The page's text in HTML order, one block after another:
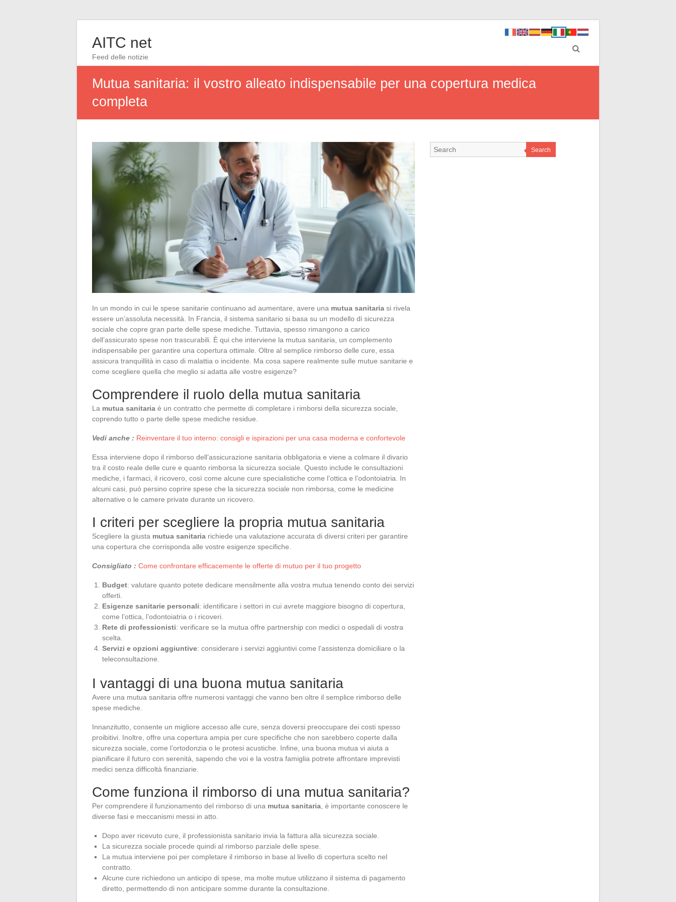
AITC net
Feed delle notizie
Mutua sanitaria: il vostro alleato indispensabile per una copertura medica
completa
In un mondo in cui le spese sanitarie continuano ad aumentare, avere una mutua sanitaria si rivela
essere un’assoluta necessità. In Francia, il sistema sanitario si basa su un modello di sicurezza
sociale che copre gran parte delle spese mediche. Tuttavia, spesso rimangono a carico
dell’assicurato spese non trascurabili. È qui che interviene la mutua sanitaria, un complemento
indispensabile per garantire una copertura ottimale. Oltre al semplice rimborso delle cure, essa
assicura tranquillità in caso di malattia o incidente. Ma cosa sapere realmente sulle mutue sanitarie e
come scegliere quella che meglio si adatta alle vostre esigenze?
Comprendere il ruolo della mutua sanitaria
La mutua sanitaria è un contratto che permette di completare i rimborsi della sicurezza sociale,
coprendo tutto o parte delle spese mediche residue.
Vedi anche : Reinventare il tuo interno: consigli e ispirazioni per una casa moderna e confortevole
Essa interviene dopo il rimborso dell’assicurazione sanitaria obbligatoria e viene a colmare il divario
tra il costo reale delle cure e quanto rimborsa la sicurezza sociale. Questo include le consultazioni
mediche, i farmaci, il ricovero, così come alcune cure specialistiche come l’ottica e l’odontoiatria. In
alcuni casi, può persino coprire spese che la sicurezza sociale non rimborsa, come le medicine
alternative o le camere private durante un ricovero.
I criteri per scegliere la propria mutua sanitaria
Scegliere la giusta mutua sanitaria richiede una valutazione accurata di diversi criteri per garantire
una copertura che corrisponda alle vostre esigenze specifiche.
Consigliato : Come confrontare efficacemente le offerte di mutuo per il tuo progetto
Budget: valutare quanto potete dedicare mensilmente alla vostra mutua tenendo conto dei servizi
offerti.
Esigenze sanitarie personali: identificare i settori in cui avrete maggiore bisogno di copertura,
come l’ottica, l’odontoiatria o i ricoveri.
Rete di professionisti: verificare se la mutua offre partnership con medici o ospedali di vostra
scelta.
Servizi e opzioni aggiuntive: considerare i servizi aggiuntivi come l’assistenza domiciliare o la
teleconsultazione.
I vantaggi di una buona mutua sanitaria
Avere una mutua sanitaria offre numerosi vantaggi che vanno ben oltre il semplice rimborso delle
spese mediche.
Innanzitutto, consente un migliore accesso alle cure, senza doversi preoccupare dei costi spesso
proibitivi. Inoltre, offre una copertura ampia per cure specifiche che non sarebbero coperte dalla
sicurezza sociale, come l’ortodonzia o le protesi acustiche. Infine, una buona mutua vi aiuta a
pianificare il futuro con serenità, sapendo che voi e la vostra famiglia potrete affrontare imprevisti
medici senza difficoltà finanziarie.
Come funziona il rimborso di una mutua sanitaria?
Per comprendere il funzionamento del rimborso di una mutua sanitaria , è importante conoscere le
diverse fasi e meccanismi messi in atto.
Dopo aver ricevuto cure, il professionista sanitario invia la fattura alla sicurezza sociale.
La sicurezza sociale procede quindi al rimborso parziale delle spese.
La mutua interviene poi per completare il rimborso in base al livello di copertura scelto nel
contratto.
Alcune cure richiedono un anticipo di spese, ma molte mutue utilizzano il sistema di pagamento
diretto, permettendo di non anticipare somme durante la consultazione.
Search